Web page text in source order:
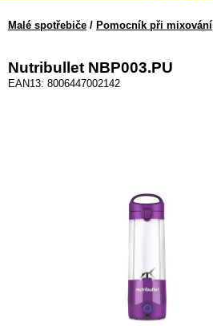
Malé spotřebiče / Pomocník při mixování
Nutribullet NBP003.PU
EAN13: 8006447002142